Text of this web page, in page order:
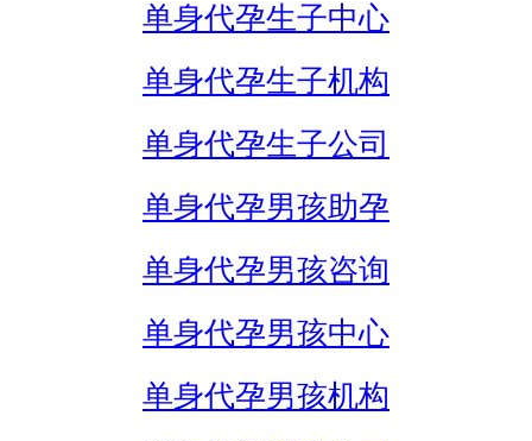
单身代孕生子中心
单身代孕生子机构
单身代孕生子公司
单身代孕男孩助孕
单身代孕男孩咨询
单身代孕男孩中心
单身代孕男孩机构